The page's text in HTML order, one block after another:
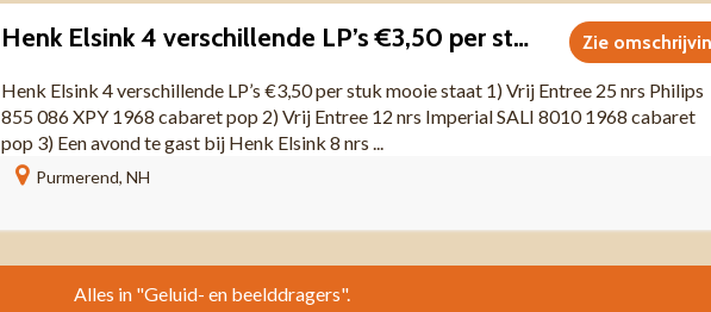
Zie
Henk Elsink 4 verschillende LP’s €3,50 per stuk mooie staat
Henk Elsink 4 verschillende LP’s €3,50 per stuk mooie staat 1) Vrij Entree 25 nrs Philips
855 086 XPY 1968 cabaret pop 2) Vrij Entree 12 nrs Imperial SALI 8010 1968 cabaret
pop 3) Een avond te gast bij Henk Elsink 8 nrs ...
Purmerend, NH
Alles in "Geluid- en beelddragers".